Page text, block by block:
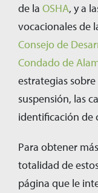
de la OSHA, y a
vocacionales de
Consejo de
Condado de
estrategias
suspensión, las
identificación de
Para obtener
totalidad de
página que le